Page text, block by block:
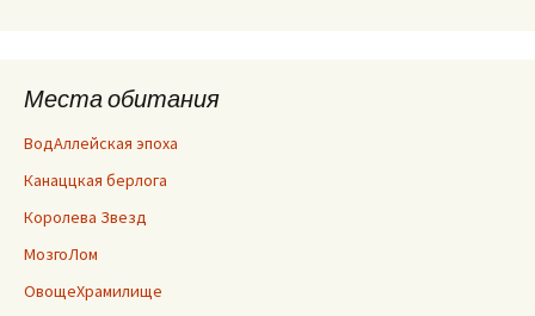
Места обитания
ВодАллейская эпоха
Канаццкая берлога
Королева Звезд
МозгоЛом
ОвощеХрамилище